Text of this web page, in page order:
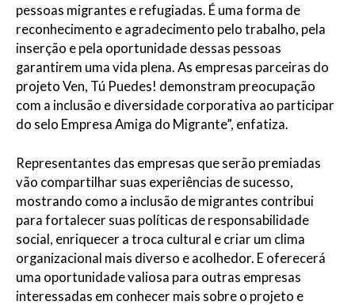
pessoas migrantes e refugiadas. É uma forma de
reconhecimento e agradecimento pelo trabalho, pela
inserção e pela oportunidade dessas pessoas
garantirem uma vida plena. As empresas parceiras do
projeto Ven, Tú Puedes! demonstram preocupação
com a inclusão e diversidade corporativa ao participar
do selo Empresa Amiga do Migrante”, enfatiza.
Representantes das empresas que serão premiadas
vão compartilhar suas experiências de sucesso,
mostrando como a inclusão de migrantes contribui
para fortalecer suas políticas de responsabilidade
social, enriquecer a troca cultural e criar um clima
organizacional mais diverso e acolhedor. E oferecerá
uma oportunidade valiosa para outras empresas
interessadas em conhecer mais sobre o projeto e